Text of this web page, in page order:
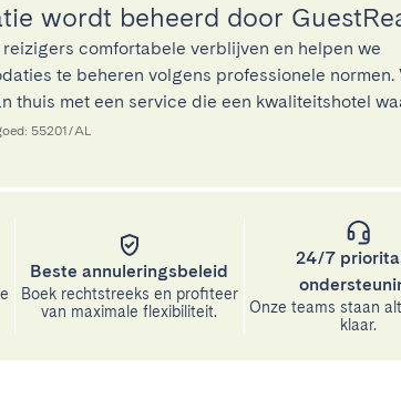
wordt beheerd door
comfortabele verblijven en helpen we
te beheren volgens professionele normen.
thuis met een service die een kwaliteitshotel
55201/AL
Beste annuleringsbeleid
Boek rechtstreeks en profiteer
van maximale flexibiliteit.
24/7
Onze teams staan
klaar.